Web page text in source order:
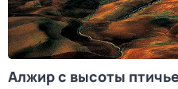
Алжир с высоты